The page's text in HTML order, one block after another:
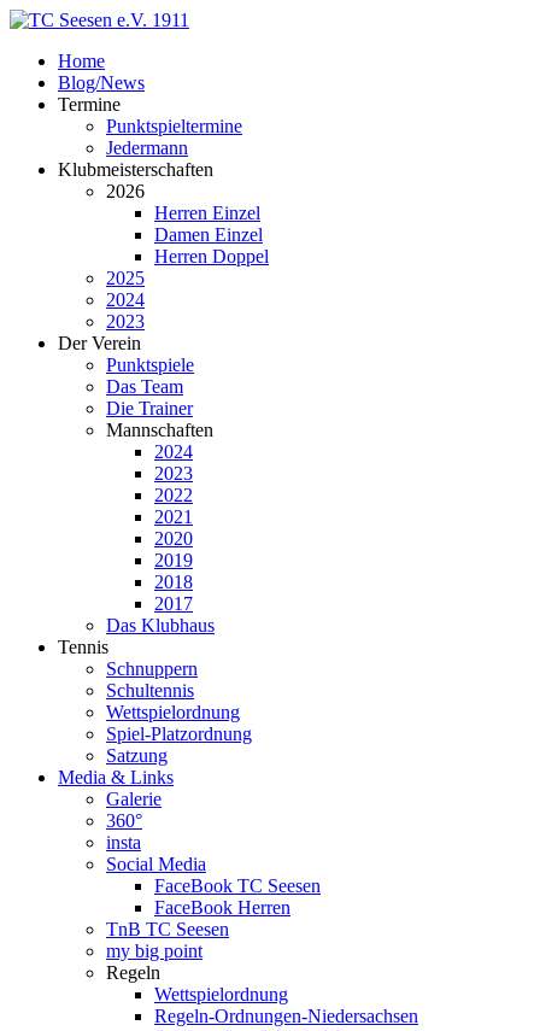
Home
Blog/News
Termine
Punktspieltermine
Jedermann
Klubmeisterschaften
2026
Herren Einzel
Damen Einzel
Herren Doppel
2025
2024
2023
Der Verein
Punktspiele
Das Team
Die Trainer
Mannschaften
2024
2023
2022
2021
2020
2019
2018
2017
Das Klubhaus
Tennis
Schnuppern
Schultennis
Wettspielordnung
Spiel-Platzordnung
Satzung
Media & Links
Galerie
360°
insta
Social Media
FaceBook TC Seesen
FaceBook Herren
TnB TC Seesen
my big point
Regeln
Wettspielordnung
Regeln-Ordnungen-Niedersachsen